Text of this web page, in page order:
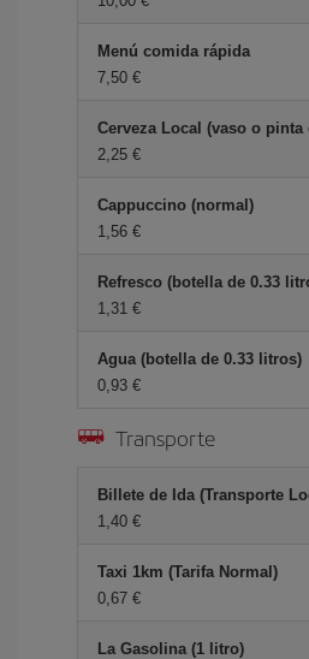
Menú comida rápida
7,50
Cerveza Local (vaso o pinta
2,25
Cappuccino (normal)
1,56
Refresco (botella de 0.33
1,31
Agua (botella de 0.33 litros)
0,93
Transporte
Billete de Ida (Transporte
1,40
Taxi 1km (Tarifa Normal)
0,67
La Gasolina (1 litro)